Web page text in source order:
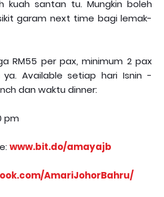
kuah santan tu. Mungkin boleh
garam next time bagi lemak-
RM55 per pax, minimum 2 pax
Available setiap hari Isnin -
dan waktu dinner:
pm
www.bit.do/amayajb
AmariJohorBahru/